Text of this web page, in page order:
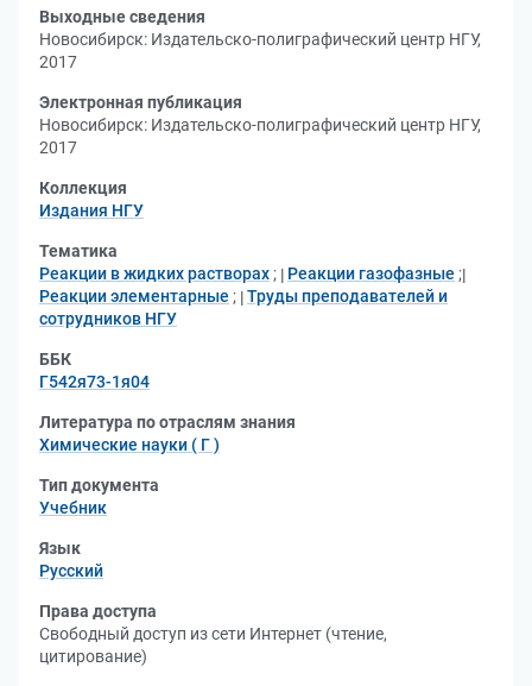
Выходные сведения
Новосибирск: Издательско-полиграфический центр НГУ,
2017
Электронная публикация
Новосибирск: Издательско-полиграфический центр НГУ,
2017
Коллекция
Издания НГУ
Тематика
Реакции в жидких растворах ; Реакции газофазные ;
Реакции элементарные ; Труды преподавателей и
сотрудников НГУ
ББК
Г542я73-1я04
Литература по отраслям знания
Химические науки ( Г )
Тип документа
Учебник
Язык
Русский
Права доступа
Свободный доступ из сети Интернет (чтение,
цитирование)